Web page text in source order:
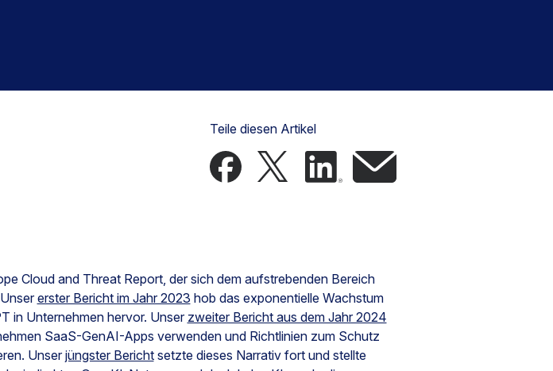
Teile diesen Artikel
Cloud and Threat Report, der sich dem aufstrebenden Bereich
erster Bericht im Jahr 2023 hob das exponentielle Wachstum
in Unternehmen hervor. Unser zweiter Bericht aus dem Jahr 2024
SaaS-GenAI-Apps verwenden und Richtlinien zum Schutz
Unserjüngster Berichtsetzte dieses Narrativ fort und stellte